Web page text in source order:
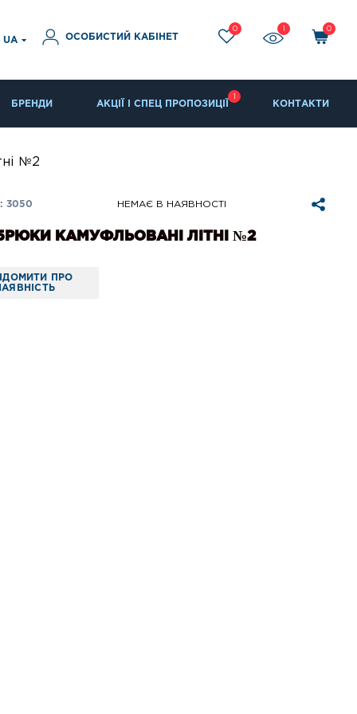
UA ОСОБИСТИЙ КАБІНЕТ
0 0
БРЕНДИ АКЦІЇ І СПЕЦ ПРОПОЗИЦІЇ КОНТАКТИ
№2
3050 НЕМАЄ В НАЯВНОСТІ
КАМУФЛЬОВАНІ ЛІТНІ №2
ПРО